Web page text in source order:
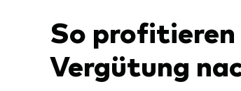
So
Vergütung